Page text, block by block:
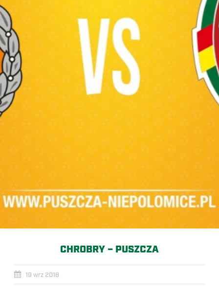
CHROBRY – PUSZCZA
19 wrz 2018